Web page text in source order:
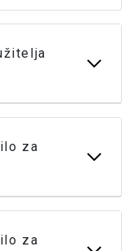
za
za